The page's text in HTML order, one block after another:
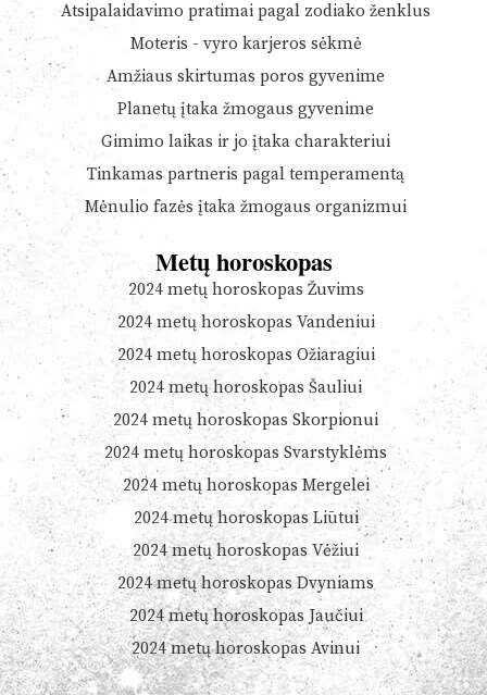
Atsipalaidavimo pratimai pagal zodiako ženklus
Moteris - vyro karjeros sėkmė
Amžiaus skirtumas poros gyvenime
Planetų įtaka žmogaus gyvenime
Gimimo laikas ir jo įtaka charakteriui
Tinkamas partneris pagal temperamentą
Mėnulio fazės įtaka žmogaus organizmui
Metų horoskopas
2024 metų horoskopas Žuvims
2024 metų horoskopas Vandeniui
2024 metų horoskopas Ožiaragiui
2024 metų horoskopas Šauliui
2024 metų horoskopas Skorpionui
2024 metų horoskopas Svarstyklėms
2024 metų horoskopas Mergelei
2024 metų horoskopas Liūtui
2024 metų horoskopas Vėžiui
2024 metų horoskopas Dvyniams
2024 metų horoskopas Jaučiui
2024 metų horoskopas Avinui